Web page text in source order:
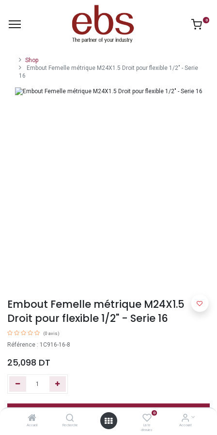
Accueil Recherche
0
Liste
d'envies
Account
0
Shop
Embout Femelle métrique M24X1.5 Droit pour flexible 1/2" - Serie
16
Embout Femelle métrique M24X1.5
Droit pour flexible 1/2" - Serie 16
(0 avis)
Référence : 1C916-16-8
25,098 DT
Ajouter au panier